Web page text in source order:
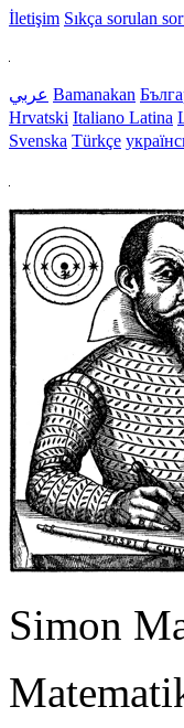
İletişim Sıkça sorulan
عربي Bamanakan
Hrvatski Italiano Latina
Svenska Türkçe
Simon